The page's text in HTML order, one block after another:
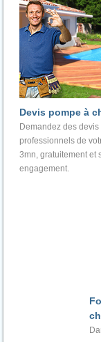
Devis pompe à
Demandez des devis
professionnels de
3mn, gratuitement et
engagement.